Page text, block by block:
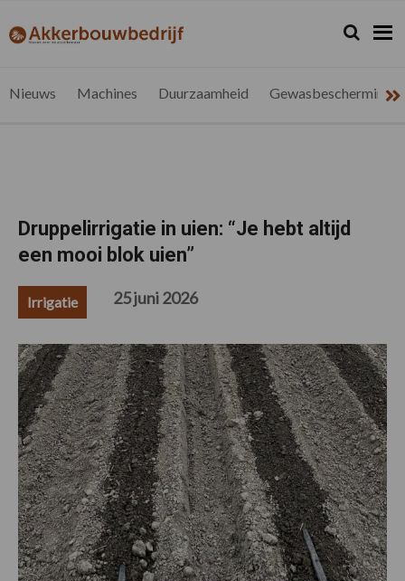
de
de
de
de
akkerbouwbedrijf.be
Nieuws
Zoeken...
Zoek
Nieuws Machines Duurzaamheid Gewasbescherming
Druppelirrigatie in uien: “Je hebt altijd
een mooi blok uien”
Irrigatie 25 juni 2026